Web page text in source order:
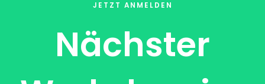
JETZT ANMELDEN
Nächster